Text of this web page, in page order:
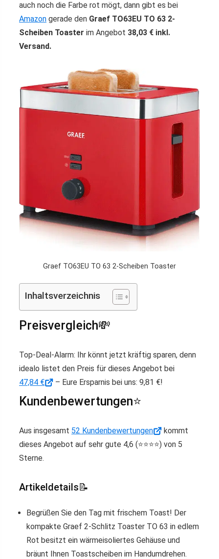
auch noch die Farbe rot mögt, dann gibt es bei
Amazon gerade den Graef TO63EU TO 63 2-
Scheiben Toaster im Angebot 38,03 € inkl.
Versand.
Graef TO63EU TO 63 2-Scheiben Toaster
Inhaltsverzeichnis
Preisvergleich💸
Top-Deal-Alarm: Ihr könnt jetzt kräftig sparen, denn
idealo listet den Preis für dieses Angebot bei
47,84 €
– Eure Ersparnis bei uns: 9,81 €!
Kundenbewertungen⭐️
Aus insgesamt 52 Kundenbewertungen
kommt
dieses Angebot auf sehr gute 4,6 (⭐️⭐️⭐️⭐️) von 5
Sterne.
Artikeldetails📝
Begrüßen Sie den Tag mit frischem Toast! Der
kompakte Graef 2-Schlitz Toaster TO 63 in edlem
Rot besitzt ein wärmeisoliertes Gehäuse und
bräunt Ihnen Toastscheiben im Handumdrehen.